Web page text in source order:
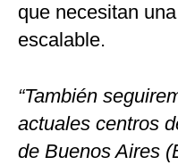
que necesitan
escalable.
“También
actuales centros
de Buenos Aires